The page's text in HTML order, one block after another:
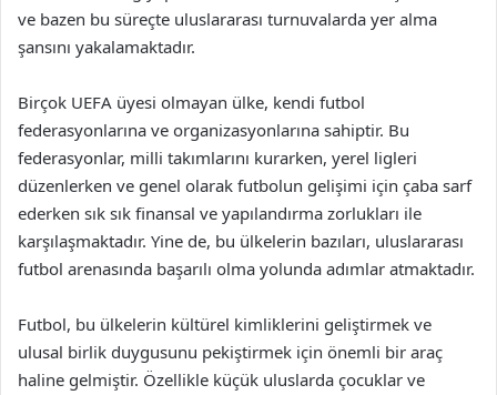
ve bazen bu süreçte uluslararası turnuvalarda yer alma
şansını yakalamaktadır.
Birçok UEFA üyesi olmayan ülke, kendi futbol
federasyonlarına ve organizasyonlarına sahiptir. Bu
federasyonlar, milli takımlarını kurarken, yerel ligleri
düzenlerken ve genel olarak futbolun gelişimi için çaba sarf
ederken sık sık finansal ve yapılandırma zorlukları ile
karşılaşmaktadır. Yine de, bu ülkelerin bazıları, uluslararası
futbol arenasında başarılı olma yolunda adımlar atmaktadır.
Futbol, bu ülkelerin kültürel kimliklerini geliştirmek ve
ulusal birlik duygusunu pekiştirmek için önemli bir araç
haline gelmiştir. Özellikle küçük uluslarda çocuklar ve